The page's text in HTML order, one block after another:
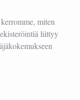
miten
liittyy